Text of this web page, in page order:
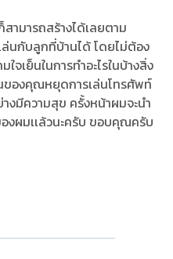
สามารถสร้างได้เลยตาม
ล่นกับลูกที่บ้านได้ โดยไม่ต้อง
จเย็นในการทำอะไรในบ้างสิ่ง
ของคุณหยุดการเล่นโทรศัพท์
งมีความสุข ครั้งหน้าผมจะนำ
งผมเเล้วนะครับ ขอบคุณครับ